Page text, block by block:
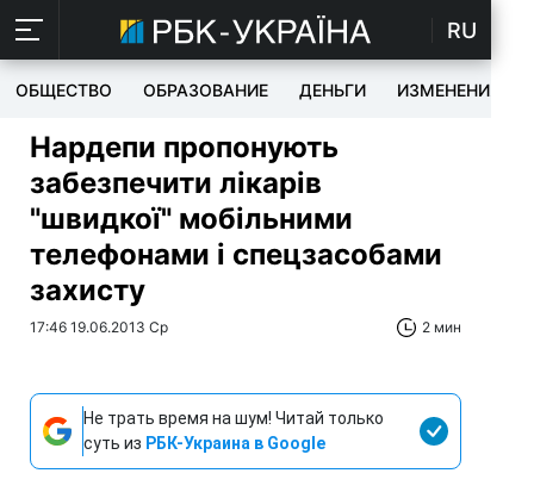
RU
ОБЩЕСТВО ОБРАЗОВАНИЕ ДЕНЬГИ ИЗМЕНЕНИЯ
Нардепи пропонують
забезпечити лікарів
"швидкої" мобільними
телефонами і спецзасобами
захисту
17:46 19.06.2013 Ср 2 мин
Не трать время на шум! Читай только
суть из РБК-Украина в Google